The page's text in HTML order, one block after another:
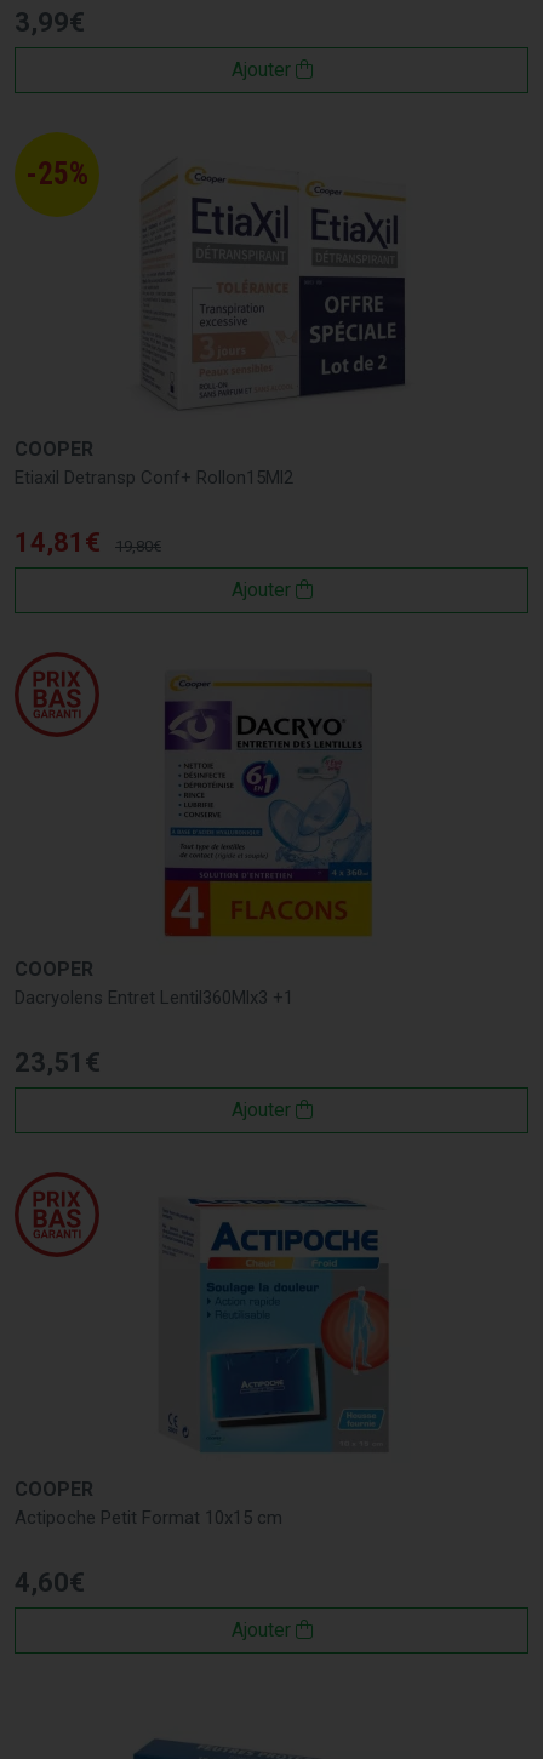
3,99€
Ajouter
-25%
COOPER
Etiaxil Detransp Conf+ Rollon15Ml2
14,81 € 19,80€
Ajouter
COOPER
Dacryolens Entret Lentil360Mlx3 +1
23,51 €
Ajouter
COOPER
Actipoche Petit Format 10x15 cm
4,60€
Ajouter